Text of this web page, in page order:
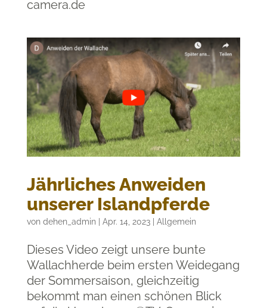
camera.de
Jährliches Anweiden
unserer Islandpferde
von dehen_admin| Apr. 14, 2023| Allgemein
Dieses Video zeigt unsere bunte
Wallachherde beim ersten Weidegang
der Sommersaison, gleichzeitig
bekommt man einen schönen Blick